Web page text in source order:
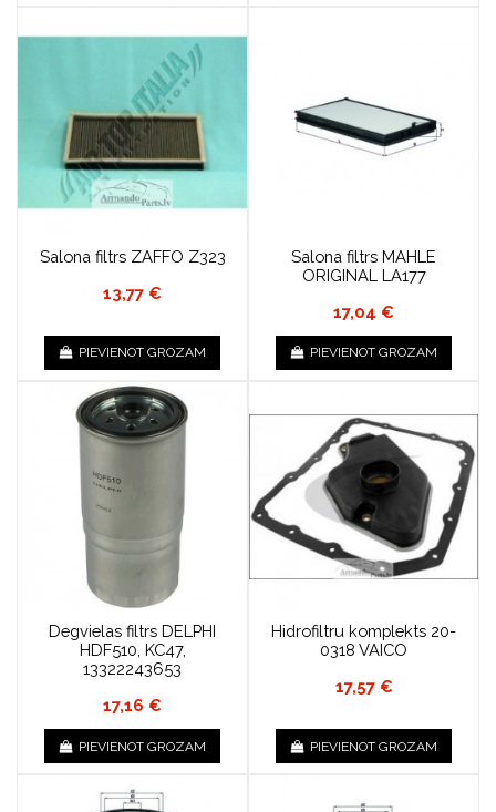
Salona filtrs ZAFFO Z323
13,77 €
PIEVIENOT GROZAM
Salona filtrs MAHLE
ORIGINAL LA177
17,04 €
PIEVIENOT GROZAM
Degvielas filtrs DELPHI
HDF510, KC47,
13322243653
17,16 €
PIEVIENOT GROZAM
Hidrofiltru komplekts 20-
0318 VAICO
17,57 €
PIEVIENOT GROZAM